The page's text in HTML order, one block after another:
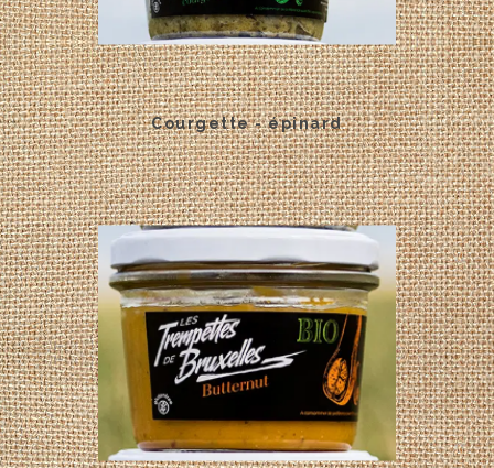
Courgette - épinard